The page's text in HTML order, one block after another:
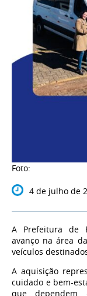
Foto:
4 de julho de
A Prefeitura de
avanço na área
veículos
A aquisição
cuidado e bem-
que